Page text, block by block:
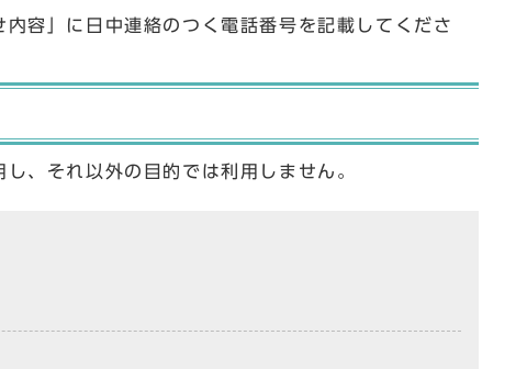
容」に日中連絡のつく電話番号を記載してくださ
、それ以外の目的では利用しません。